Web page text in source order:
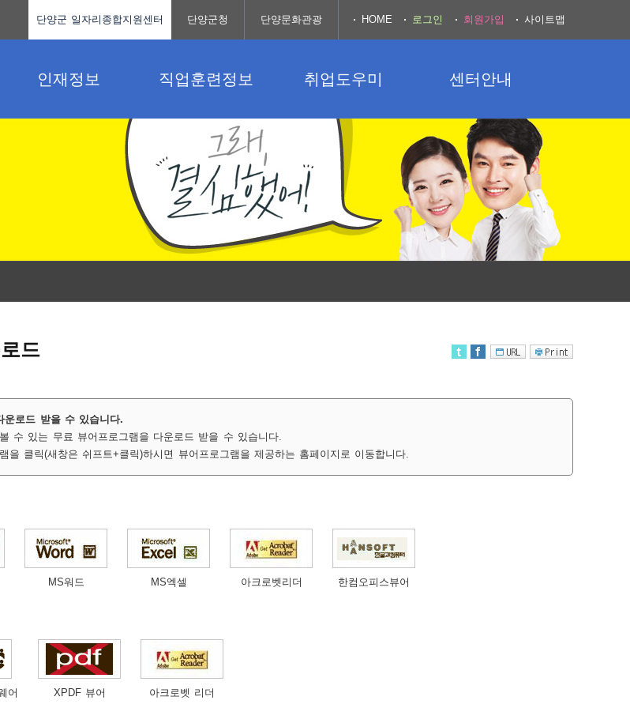
인재정보 직업훈련정보 취업도우미 센터안내
단양군 일자리종합지원센터 단양군청 단양문화관광 HOME 로그인 회원가입 사이트맵
드
운로드 받을 수 있습니다.
수 있는 무료 뷰어프로그램을 다운로드 받을 수 있습니다.
을 클릭(새창은 쉬프트+클릭)하시면 뷰어프로그램을 제공하는 홈페이지로 이동합니다.
MS워드 MS엑셀 아크로벳리더 한컴오피스뷰어
어 XPDF 뷰어 아크로벳 리더